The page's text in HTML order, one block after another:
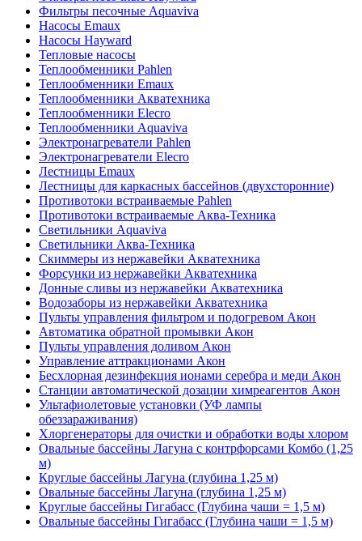
Фильтры песочные Aquaviva
Насосы Emaux
Насосы Hayward
Тепловые насосы
Теплообменники Pahlen
Теплообменники Emaux
Теплообменники Акватехника
Теплообменники Elecro
Теплообменники Aquaviva
Электронагреватели Pahlen
Электронагреватели Elecro
Лестницы Emaux
Лестницы для каркасных бассейнов (двухсторонние)
Противотоки встраиваемые Pahlen
Противотоки встраиваемые Аква-Техника
Светильники Aquaviva
Светильники Аква-Техника
Скиммеры из нержавейки Акватехника
Форсунки из нержавейки Акватехника
Донные сливы из нержавейки Акватехника
Водозаборы из нержавейки Акватехника
Пульты управления фильтром и подогревом Акон
Автоматика обратной промывки Акон
Пульты управления доливом Акон
Управление аттракционами Акон
Бесхлорная дезинфекция ионами серебра и меди Акон
Станции автоматической дозации химреагентов Акон
Ультафиолетовые установки (УФ лампы
обеззараживания)
Хлоргенераторы для очистки и обработки воды хлором
Овальные бассейны Лагуна с контрфорсами Комбо (1,25
м)
Круглые бассейны Лагуна (глубина 1,25 м)
Овальные бассейны Лагуна (глубина 1,25 м)
Круглые бассейны Гигабасс (Глубина чаши = 1,5 м)
Овальные бассейны Гигабасс (Глубина чаши = 1,5 м)